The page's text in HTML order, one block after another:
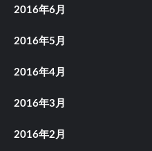
2016年6月
2016年5月
2016年4月
2016年3月
2016年2月